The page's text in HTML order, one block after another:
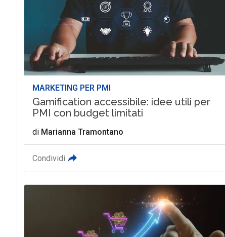
MARKETING PER PMI
Gamification accessibile: idee utili per
PMI con budget limitati
di Marianna Tramontano
Condividi